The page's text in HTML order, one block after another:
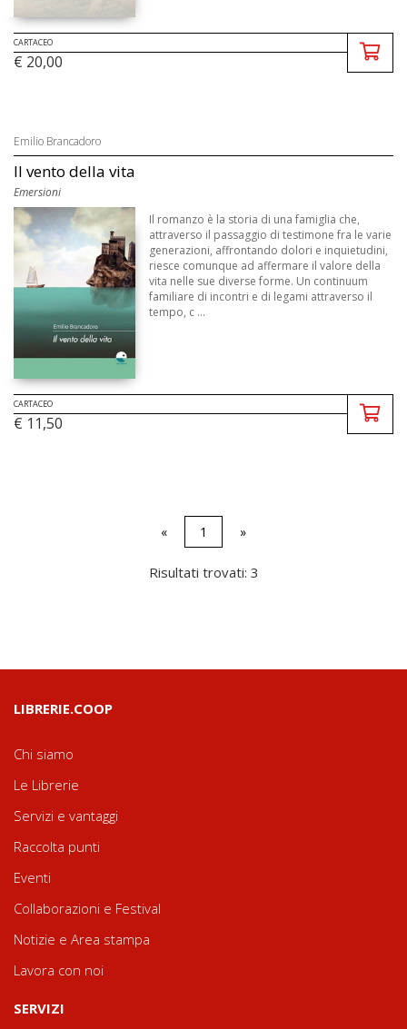
CARTACEO
€ 20,00
Emilio Brancadoro
Il vento della vita
Emersioni
Il romanzo è la storia di una famiglia che,
attraverso il passaggio di testimone fra le varie
generazioni, affrontando dolori e inquietudini,
riesce comunque ad affermare il valore della
vita nelle sue diverse forme. Un continuum
familiare di incontri e di legami attraverso il
tempo, c ...
CARTACEO
€ 11,50
« 1 »
Risultati trovati: 3
LIBRERIE.COOP
Chi siamo
Le Librerie
Servizi e vantaggi
Raccolta punti
Eventi
Collaborazioni e Festival
Notizie e Area stampa
Lavora con noi
SERVIZI